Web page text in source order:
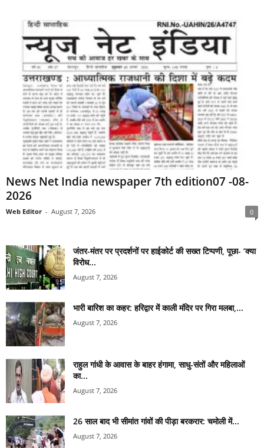
News Net India newspaper 7th edition07 -08-
2026
Web Editor - August 7, 2026 0
जंतर-मंतर पर प्रदर्शनों पर हाईकोर्ट की सख्त टिप्पणी, पूछा- ‘क्या
विरोध...
August 7, 2026
भारी बारिश का कहर: हरिद्वार में काली मंदिर पर गिरा मलबा,...
August 7, 2026
राहुल गांधी के आवास के बाहर हंगामा, साधु-संतों और महिलाओं
का...
August 7, 2026
26 साल बाद भी सीमांत गांवों की पीड़ा बरकरार: चमोली में...
August 7, 2026